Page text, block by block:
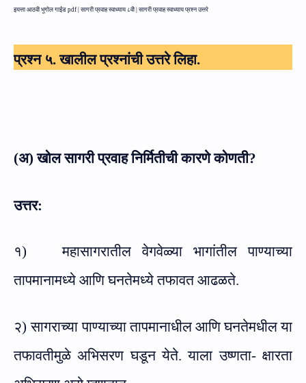
इयत्ता आठवी भूगोल गाईड pdf | सागरी प्रवाह स्वाध्याय ८वी | सागरी प्रवाह स्वाध्याय प्रश्न उत्तरे
प्रश्न ५. खालील प्रश्नांची उत्तरे लिहा.
(अ) खोल सागरी प्रवाह निर्मितीची कारणे कोणती?
उत्तर:
१)
महासागरातील वेगवेळ्या भागांतील पाण्याच्या
तापमानामध्ये आणि घनतेमध्ये तफावत आढळते.
२) सागराच्या पाण्याच्या तापमानाधील आणि घनतेमधील या
तफावतीमुळे अभिसरण घडून येते. याला उष्णता- क्षारता